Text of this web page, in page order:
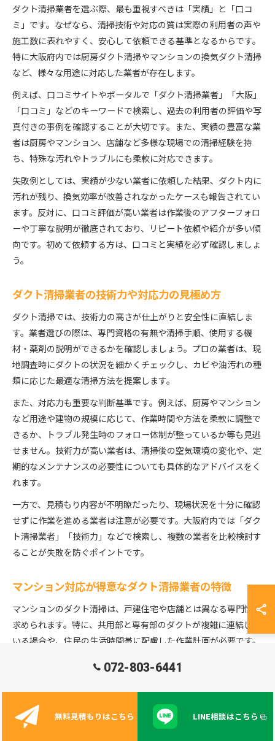
ダクト清掃業者を選ぶ際、最も重視すべきは「実績」と「口コ
ミ」です。なぜなら、清掃技術や対応の質は実際の利用者の声や
施工数に表れやすく、安心して依頼できる基準となるからです。
特に大阪府内では厨房ダクト清掃やマンションの換気ダクト清掃
など、様々な用途に対応した業者が存在します。
例えば、口コミサイトやポータルで「ダクト清掃業者」「大阪」
「口コミ」などのキーワードで検索し、過去の利用者の評価や写
真付きの事例を確認することが大切です。また、実績の豊富な業
者は厨房やマンション、店舗など多様な現場での清掃経験を持
ち、特殊な汚れやトラブルにも柔軟に対応できます。
失敗例としては、実績が少ない業者に依頼した結果、ダクト内に
汚れが残り、換気効率が改善されなかったケースも報告されてい
ます。反対に、口コミ評価が高い業者は作業後のアフターフォロ
ーや丁寧な説明が徹底されており、リピート依頼や紹介が多い傾
向です。初めて依頼する方は、口コミと実績を必ず確認しましょ
う。
ダクト清掃業者の技術力や対応力の見極め方
ダクト清掃では、技術力の高さが仕上がりと安全性に直結しま
す。業者選びの際は、専門資格の有無や清掃手順、使用する機
材・薬剤の説明ができるかを確認しましょう。プロの業者は、現
地調査時にダクトの状況を細かくチェックし、カビや油汚れの種
類に応じた最適な清掃方法を提案します。
また、対応力も重要な判断基準です。例えば、厨房やマンション
など用途や建物の規模に応じて、作業時間や方法を柔軟に調整で
きるか、トラブル発生時のフォロー体制が整っているか等も見逃
せません。技術力が高い業者は、清掃後の空気環境の変化や、定
期的なメンテナンスの必要性についても具体的なアドバイスをく
れます。
一方で、見積もり内容が不明瞭だったり、現場状況を十分に確認
せずに作業を進める業者は注意が必要です。大阪府内では「ダク
ト清掃業者」「技術力」などで検索し、複数の業者を比較検討す
ることが失敗を防ぐポイントです。
マンション対応が得意なダクト清掃業者の特徴
マンションのダクト清掃は、戸建住宅や店舗とは異なる専門性が
求められます。特に、共用部と専有部のダクトが複雑に連結して
いる場合や、住民の生活時間帯に配慮した作業計画が必要です。
組合との打ち合わせを重視し、住民への周知・説明も丁寧に行い
また、最新の清掃機器やカメラを使った点検技術を持ち、マンシ
ョン特有の換気ダクト清掃や排気ダクトのメンテナンスにも慣れ
072-803-6441
無料見積もりはこちら LINE相談はこちら